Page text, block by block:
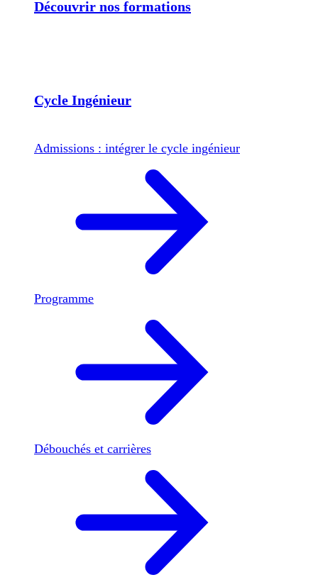
Découvrir nos formations
Cycle Ingénieur
Admissions : intégrer le cycle ingénieur
Programme
Débouchés et carrières